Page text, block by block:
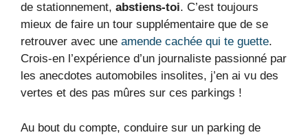
de stationnement, abstiens-toi. C’est toujours
mieux de faire un tour supplémentaire que de se
retrouver avec une amende cachée qui te guette.
Crois-en l’expérience d’un journaliste passionné par
les anecdotes automobiles insolites, j’en ai vu des
vertes et des pas mûres sur ces parkings !
Au bout du compte, conduire sur un parking de